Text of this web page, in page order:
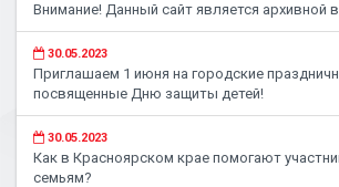
Внимание! Данный сайт является архивной
30.05.2023
Приглашаем 1 июня на городские
посвященные Дню защиты детей!
30.05.2023
Как в Красноярском крае помогают
семьям?